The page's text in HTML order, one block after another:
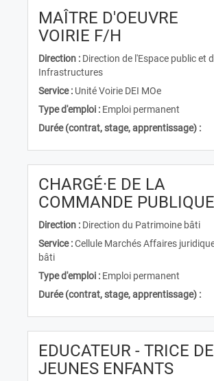
MAÎTRE D'OEUVRE
VOIRIE F/H
Direction : Direction de l'Espace public et
Infrastructures
Service : Unité Voirie DEI MOe
Type d'emploi : Emploi permanent
Durée (contrat, stage, apprentissage) :
CHARGÉ·E DE LA
COMMANDE PUBLIQUE
Direction : Direction du Patrimoine bâti
Service :Cellule Marchés Affaires
bâti
Type d'emploi : Emploi permanent
Durée (contrat, stage, apprentissage) :
EDUCATEUR - TRICE DE
JEUNES ENFANTS